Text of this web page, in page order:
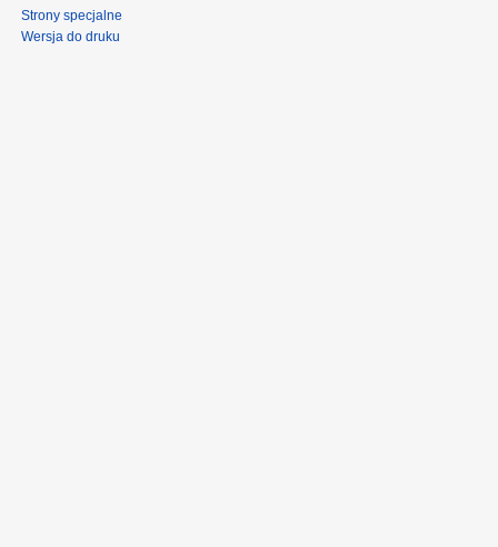
Strony specjalne
Wersja do druku